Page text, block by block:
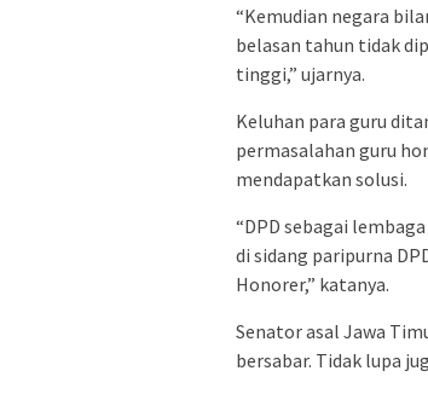
“Kemudian negara
belasan tahun tidak
tinggi,” ujarnya.
Keluhan para guru
permasalahan guru
mendapatkan solusi.
“DPD sebagai
di sidang paripurna
Honorer,” katanya.
Senator asal Jawa
bersabar. Tidak lupa